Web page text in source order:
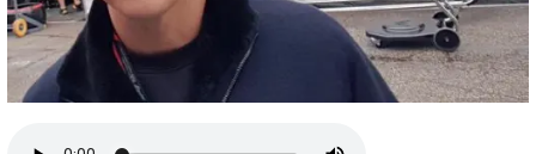
Zadruga PD
Naročnine